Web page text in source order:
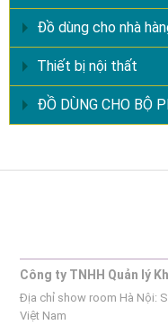
Đồ dùng cho nhà
Thiết bị nội thất
ĐỒ DÙNG CHO BỘ
Công ty TNHH Quản lý
Địa chỉ show room Hà Nội:
Việt Nam